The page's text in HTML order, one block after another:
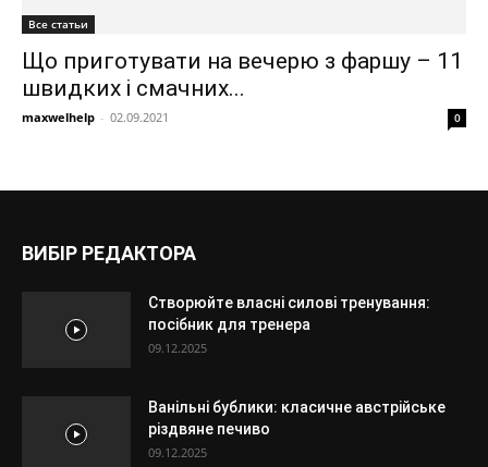
Все статьи
Що приготувати на вечерю з фаршу – 11
швидких і смачних...
maxwelhelp - 02.09.2021 0
ВИБІР РЕДАКТОРА
Створюйте власні силові тренування:
посібник для тренера
09.12.2025
Ванільні бублики: класичне австрійське
різдвяне печиво
09.12.2025